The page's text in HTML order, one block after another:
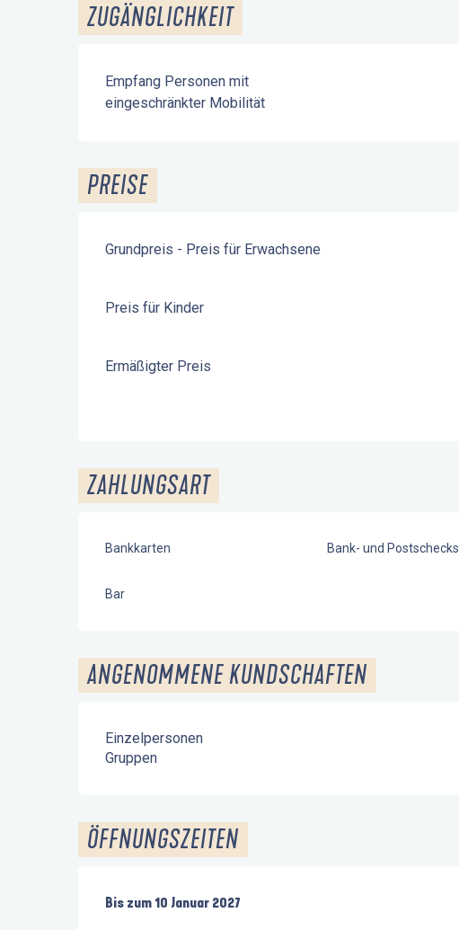
ZUGÄNGLICHKEIT
Empfang Personen mit
eingeschränkter Mobilität
PREISE
Grundpreis - Preis für Erwachsene
Preis für Kinder
Ermäßigter Preis
ZAHLUNGSART
Bankkarten Bank- und Postschecks
Bar
ANGENOMMENE KUNDSCHAFTEN
Einzelpersonen
Gruppen
ÖFFNUNGSZEITEN
vom1 Mai 2026bis zum
Bis zum10 Januar 2027